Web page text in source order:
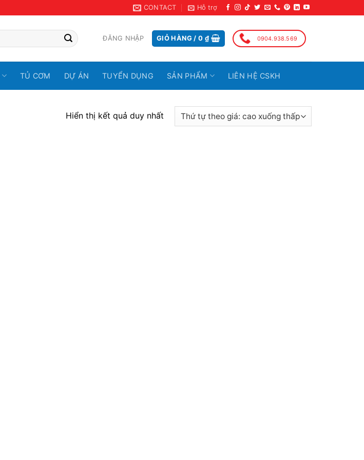
CONTACT Hỗ trợ
ĐĂNG NHẬP GIỎ HÀNG /0 ₫ 0904.938.569
TỦ CƠM DỰ ÁN TUYỂN DỤNG SẢN PHẨM LIÊN HỆ CSKH
Hiển thị kết quả duy nhất